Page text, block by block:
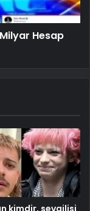
Milyar Hesap
kimdir, sevgilisi